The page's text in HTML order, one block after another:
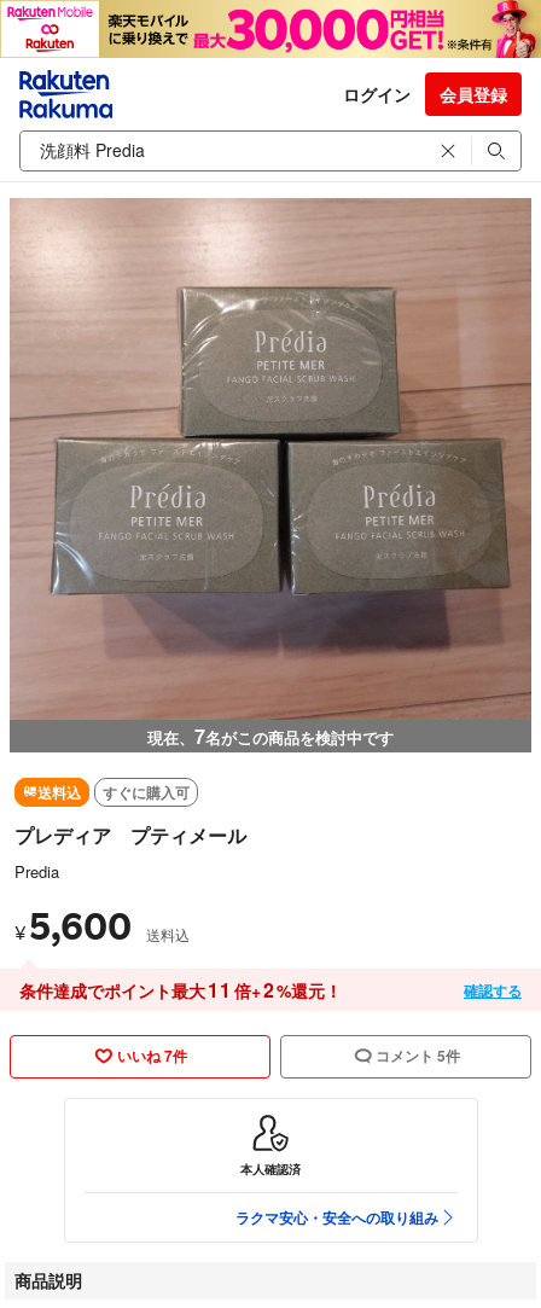
ログイン 会員登録
現在、 7名がこの商品を検討中です
送料込 すぐに購入可
プレディア プティメール
Predia
¥ 5,600 送料込
条件達成でポイント最大11 倍+2%還元！ 確認する
いいね 7件 コメント 5件
本人確認済
ラクマ安心・安全への取り組み
商品説明